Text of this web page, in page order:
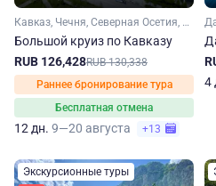
Кавказ, Чечня, Северная Осетия, Кабардино-Балкария, Ингушетия, Дагестан
Большой круиз по Кавказу
RUB 126,428RUB 130,338
Раннее бронирование тура
Бесплатная отмена
12 дн. 9—20 августа +13
4
Экскурсионные туры